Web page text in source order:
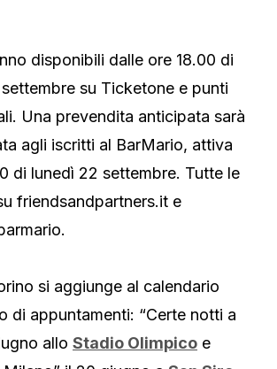
disponibili dalle ore 18.00 di
su Ticketone e punti
Una prevendita anticipata sarà
agli iscritti al BarMario, attiva
di lunedì 22 settembre. Tutte le
friendsandpartners.it e
si aggiunge al calendario
di appuntamenti: “Certe notti a
allo Stadio Olimpico e